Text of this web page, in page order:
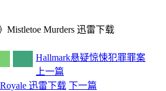
Hallmark悬疑惊悚犯罪罪案
上一篇
迅雷下载 下一篇